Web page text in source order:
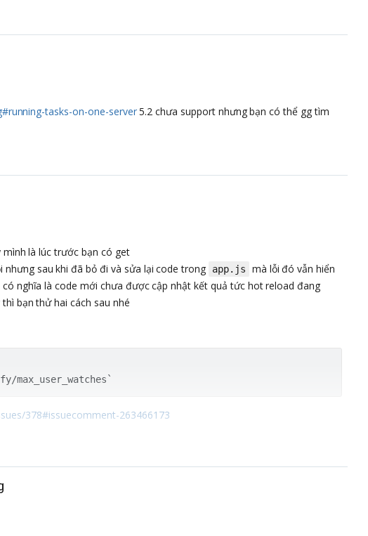
tasks-on-one-server5.2 chưa support nhưng bạn có thể gg tìm
là lúc trước bạn có get
nhưng sau khi đã bỏ đi và sửa lại code trong app.js
mà lỗi đó vẫn hiển
nghĩa là code mới chưa được cập nhật kết quả tức hot reload đang
thì bạn thử hai cách sau nhé
378#issuecomment-263466173